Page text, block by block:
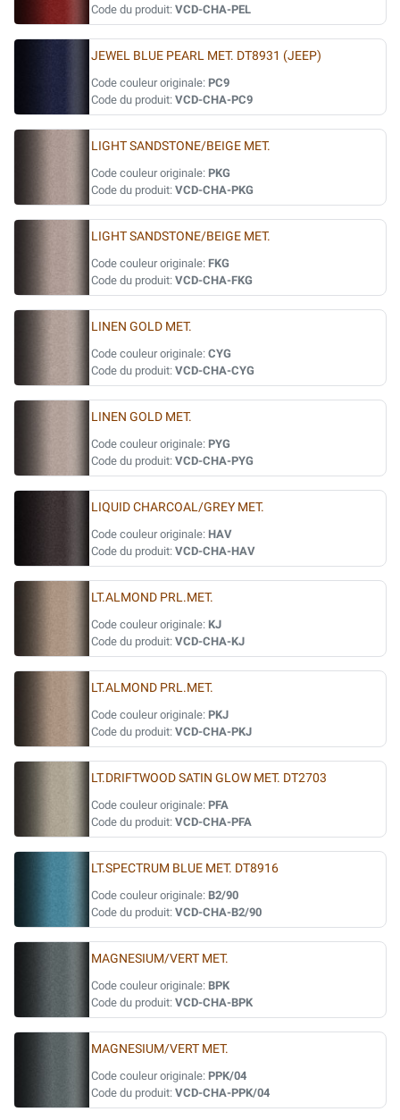
Code du produit: VCD-CHA-PEL
JEWEL BLUE PEARL MET. DT8931 (JEEP)
Code couleur originale: PC9
Code du produit: VCD-CHA-PC9
LIGHT SANDSTONE/BEIGE MET.
Code couleur originale: PKG
Code du produit: VCD-CHA-PKG
LIGHT SANDSTONE/BEIGE MET.
Code couleur originale: FKG
Code du produit: VCD-CHA-FKG
LINEN GOLD MET.
Code couleur originale: CYG
Code du produit: VCD-CHA-CYG
LINEN GOLD MET.
Code couleur originale: PYG
Code du produit: VCD-CHA-PYG
LIQUID CHARCOAL/GREY MET.
Code couleur originale: HAV
Code du produit: VCD-CHA-HAV
LT.ALMOND PRL.MET.
Code couleur originale: KJ
Code du produit: VCD-CHA-KJ
LT.ALMOND PRL.MET.
Code couleur originale: PKJ
Code du produit: VCD-CHA-PKJ
LT.DRIFTWOOD SATIN GLOW MET. DT2703
Code couleur originale: PFA
Code du produit: VCD-CHA-PFA
LT.SPECTRUM BLUE MET. DT8916
Code couleur originale: B2/90
Code du produit: VCD-CHA-B2/90
MAGNESIUM/VERT MET.
Code couleur originale: BPK
Code du produit: VCD-CHA-BPK
MAGNESIUM/VERT MET.
Code couleur originale: PPK/04
Code du produit: VCD-CHA-PPK/04